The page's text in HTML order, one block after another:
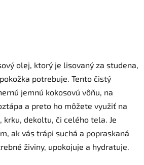
olej, ktorý je lisovaný za studena,
potrebuje. Tento čistý
jemnú kokosovú vôňu, na
a preto ho môžete využiť na
krku, dekoltu, či celého tela. Je
ak vás trápi suchá a popraskaná
živiny, upokojuje a hydratuje.